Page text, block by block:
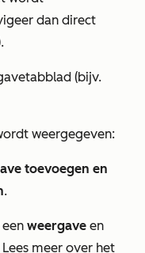
dan direct
(bijv.
weergegeven:
toevoegen en
.
weergave en
Lees meer over het